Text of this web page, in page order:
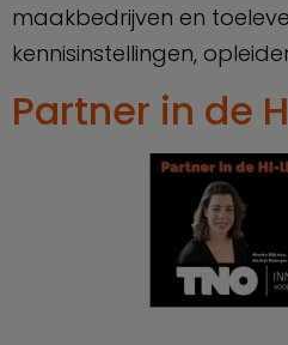
maakbedrijven en
kennisinstellingen,
Partner in de